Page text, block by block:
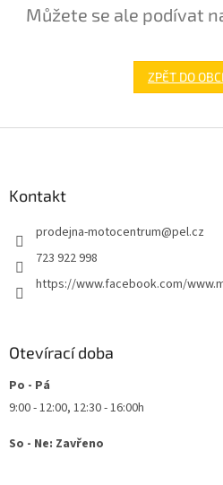
Můžete se ale podívat
ZPĚT DO
Kontakt
prodejna-motocentrum@pel.cz
723 922 998
https://www.facebook.com/
Otevírací doba
Po - Pá
9:00 - 12:00, 12:30 - 16:00h
So - Ne: Zavřeno